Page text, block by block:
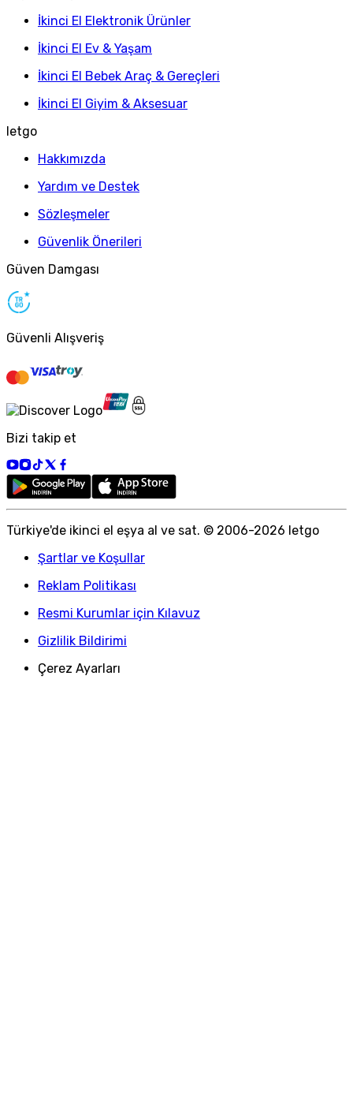
İkinci El Elektronik Ürünler
İkinci El Ev & Yaşam
İkinci El Bebek Araç & Gereçleri
İkinci El Giyim & Aksesuar
letgo
Hakkımızda
Yardım ve Destek
Sözleşmeler
Güvenlik Önerileri
Güven Damgası
Güvenli Alışveriş
Bizi takip et
Türkiye'de ikinci el eşya al ve sat. © 2006-2026 letgo
Şartlar ve Koşullar
Reklam Politikası
Resmi Kurumlar için Kılavuz
Gizlilik Bildirimi
Çerez Ayarları